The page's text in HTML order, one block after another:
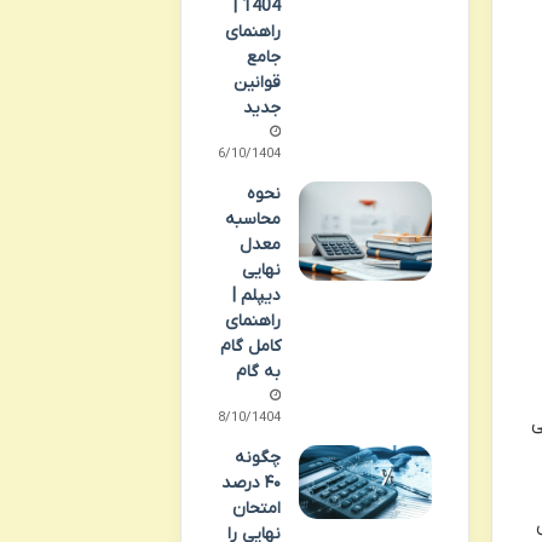
راهنمای
جامع
قوانین
جدید
06/10/1404
نحوه
محاسبه
معدل
نهایی
دیپلم |
راهنمای
کامل گام
به گام
08/10/1404
چگونه
۴۰ درصد
امتحان
نهایی را